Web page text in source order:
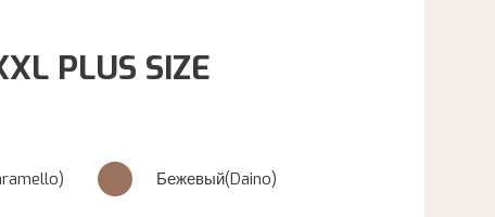
PLUS SIZE
Бежевый(Daino)